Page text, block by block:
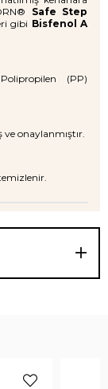
Safe Step
gibi Bisfenol A
(PP)
onaylanmıştır.